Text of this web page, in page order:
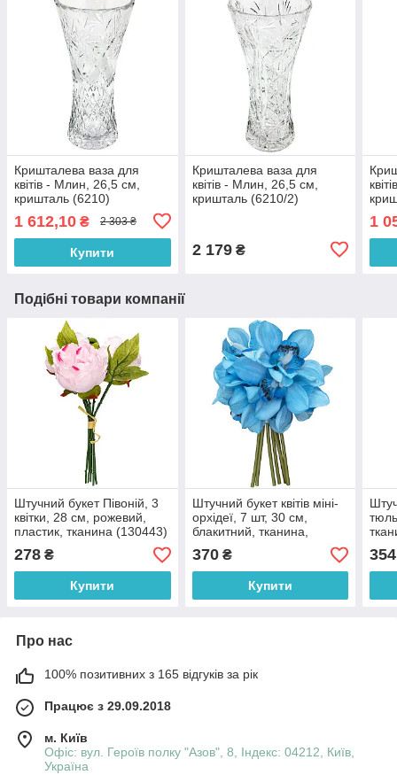
Кришталева ваза для
квітів - Млин, 26,5 см,
кришталь (6210)
1 612,10 ₴ 2 303 ₴
Купити
Кришталева ваза для
квітів - Млин, 26,5 см,
кришталь (6210/2)
2 179₴
1
Подібні товари компанії
Штучний букет Півоній, 3
квітки, 28 см, рожевий,
пластик, тканина (130443)
278 ₴
Купити
Штучний букет квітів міні-
орхідеї, 7 шт, 30 см,
блакитний, тканина,
пластик (631345)
370₴
Купити
см
354
Про нас
100% позитивних з 165 відгуків за рік
Працює з 29.09.2018
м. Київ
Офіс: вул. Героїв полку "Азов", 8, Індекс: 04212, Київ,
Україна